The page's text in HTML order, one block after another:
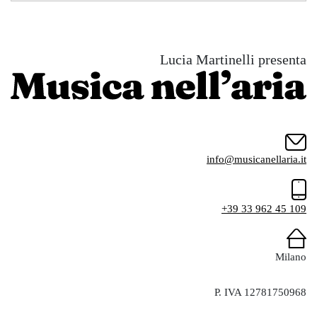
Lucia Martinelli presenta
info@musicanellaria.it
+39 33 962 45 109
Milano
P. IVA 12781750968